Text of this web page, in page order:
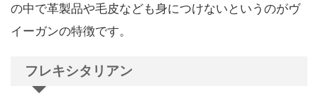
の中で革製品や毛皮なども身につけないというのがヴ
イーガンの特徴です。
フレキシタリアン